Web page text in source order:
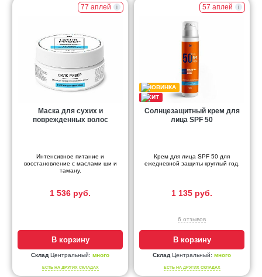
77 аплей
Маска для сухих и
поврежденных волос
Интенсивное питание и
восстановление с маслами ши и
таману.
1 536 руб.
В корзину
Склад Центральный: много
ЕСТЬ НА ДРУГИХ СКЛАДАХ
57 аплей
Солнцезащитный крем для
лица SPF 50
Крем для лица SPF 50 для
ежедневной защиты круглый год.
1 135 руб.
6 отзывов
В корзину
Склад Центральный: много
ЕСТЬ НА ДРУГИХ СКЛАДАХ